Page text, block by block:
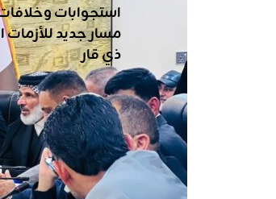
استجوابات
مسار جديد
ذي قار